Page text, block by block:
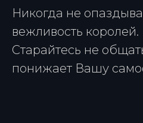
Никогда не
вежливость королей.
Старайтесь не
понижает Вашу